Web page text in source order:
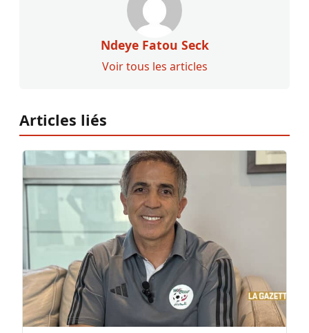
Ndeye Fatou Seck
Voir tous les articles
Articles liés